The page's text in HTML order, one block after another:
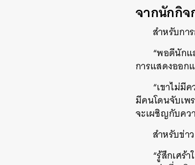
จากนักกิจ
สำหรับกา
“พอดีนักแ
การแสดงออก
“เขาไม่มี
มีคนโดนจับเพ
จะเผชิญกับคว
สำหรับข่า
“รู้สึกเศร้